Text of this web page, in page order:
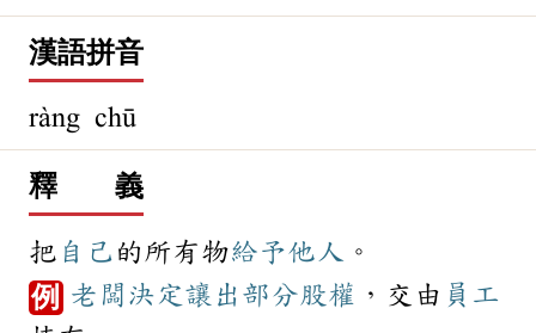
漢語拼音
ràng chū
釋 義
把 自己 的所有物給予他人 。
例 老闆 決定讓出 部分股權 ，交由 員工